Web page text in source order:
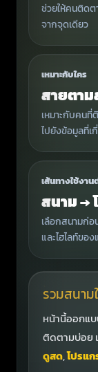
ช่วยให้คนติดต
จากจุดเดียว
เหมาะกับใคร
สายตาม
เหมาะกับคนที่
ไปยังข้อมูลที่เ
เส้นทางใช้งาน
สนาม →
เลือกสนามก่
และไฮไลท์ขอ
รวมสนาม
หน้านี้ออกแ
ติดตามบ่อย
ดูสด,โปรแ